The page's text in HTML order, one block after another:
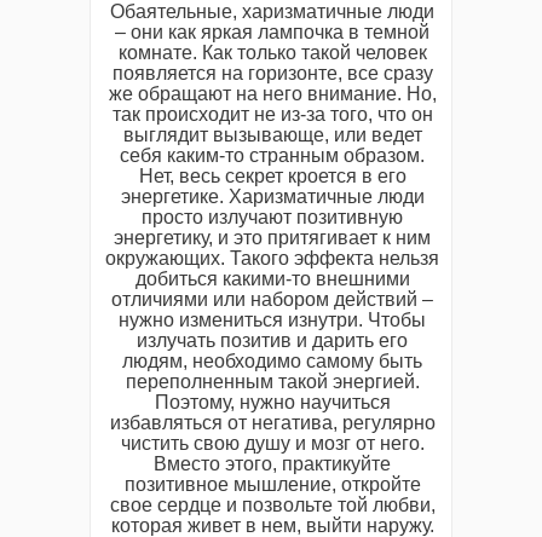
Обаятельные, харизматичные люди
– они как яркая лампочка в темной
комнате. Как только такой человек
появляется на горизонте, все сразу
же обращают на него внимание. Но,
так происходит не из-за того, что он
выглядит вызывающе, или ведет
себя каким-то странным образом.
Нет, весь секрет кроется в его
энергетике. Харизматичные люди
просто излучают позитивную
энергетику, и это притягивает к ним
окружающих. Такого эффекта нельзя
добиться какими-то внешними
отличиями или набором действий –
нужно измениться изнутри. Чтобы
излучать позитив и дарить его
людям, необходимо самому быть
переполненным такой энергией.
Поэтому, нужно научиться
избавляться от негатива, регулярно
чистить свою душу и мозг от него.
Вместо этого, практикуйте
позитивное мышление, откройте
свое сердце и позвольте той любви,
которая живет в нем, выйти наружу.